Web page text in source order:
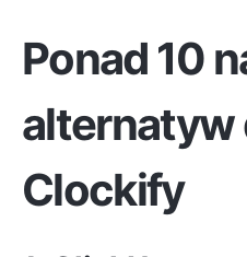
Ponad 10
alternatyw
Clockify